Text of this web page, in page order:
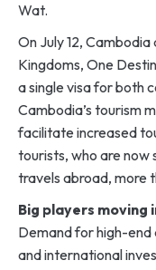
Wat.
On July 12,
Kingdoms, One
a single visa for both
Cambodia’s tourism
facilitate increased
tourists, who are now
travels abroad, more
Big players moving
Demand for high-
and international